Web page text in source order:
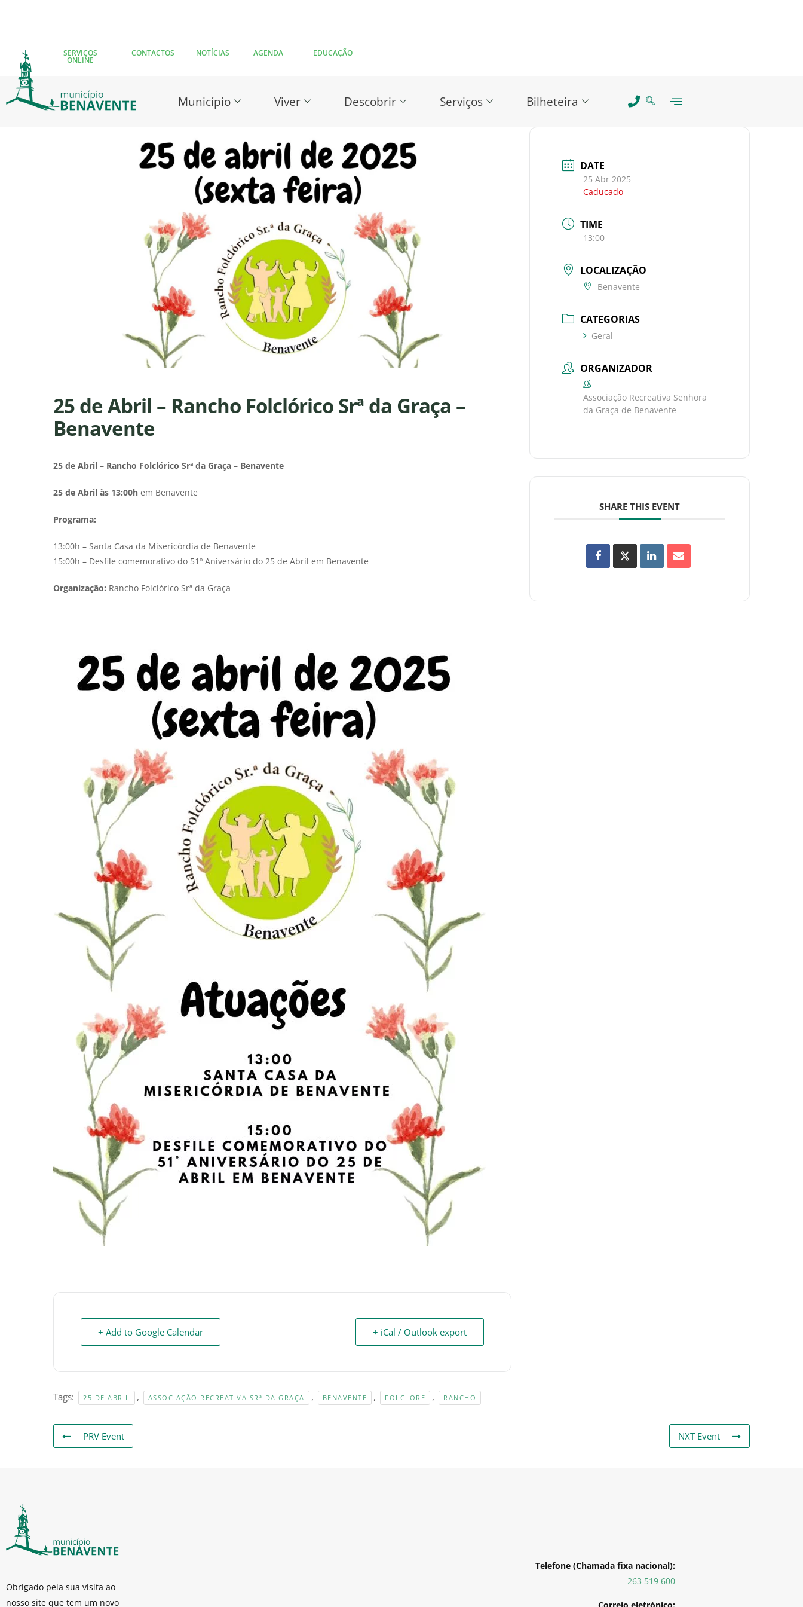
SERVIÇOS
ONLINE
CONTACTOS NOTÍCIAS AGENDA EDUCAÇÃO
Município Viver Descobrir Serviços Bilheteira
25 de Abril – Rancho Folclórico Srª da Graça –
Benavente
25 de Abril – Rancho Folclórico Srª da Graça – Benavente
25 de Abril às 13:00h em Benavente
Programa:
13:00h – Santa Casa da Misericórdia de Benavente
15:00h – Desfile comemorativo do 51º Aniversário do 25 de Abril em Benavente
Organização: Rancho Folclórico Srª da Graça
+ Add to Google Calendar + iCal / Outlook export
Tags: 25 DE ABRIL , ASSOCIAÇÃO RECREATIVA SRª DA GRAÇA , BENAVENTE , FOLCLORE , RANCHO
DATE
25 Abr 2025
Caducado
TIME
13:00
LOCALIZAÇÃO
Benavente
CATEGORIAS
Geral
ORGANIZADOR
Associação Recreativa Senhora
da Graça de Benavente
SHARE THIS EVENT
PRV Event NXT Event
Obrigado pela sua visita ao
nosso site que tem um novo
Telefone (Chamada fixa nacional):
263 519 600